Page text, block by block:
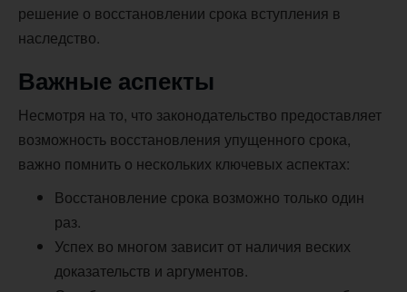
решение о восстановлении срока вступления в
наследство.
Важные аспекты
Несмотря на то, что законодательство предоставляет
возможность восстановления упущенного срока,
важно помнить о нескольких ключевых аспектах:
Восстановление срока возможно только один
раз.
Успех во многом зависит от наличия веских
доказательств и аргументов.